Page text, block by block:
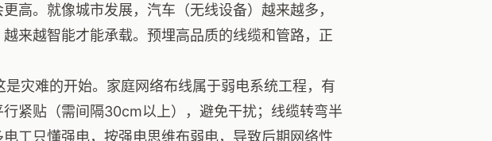
高。就像城市发展，汽车（无线设备）越来越多，
来越智能才能承载。预埋高品质的线缆和管路，正
是灾难的开始。家庭网络布线属于弱电系统工程，有
紧贴（需间隔30cm以上），避免干扰；线缆转弯半
工只懂强电，按强电思维布弱电，导致后期网络性